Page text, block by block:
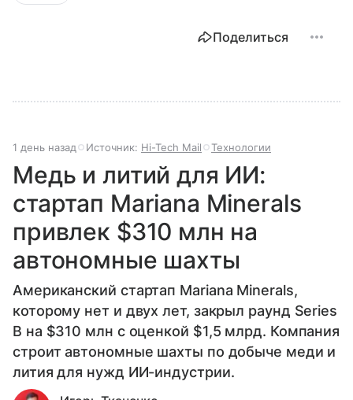
Поделиться
1 день назад Источник: Hi-Tech Mail Технологии
Медь и литий для ИИ:
стартап Mariana Minerals
привлек $310 млн на
автономные шахты
Американский стартап Mariana Minerals,
которому нет и двух лет, закрыл раунд Series
B на $310 млн с оценкой $1,5 млрд. Компания
строит автономные шахты по добыче меди и
лития для нужд ИИ-индустрии.